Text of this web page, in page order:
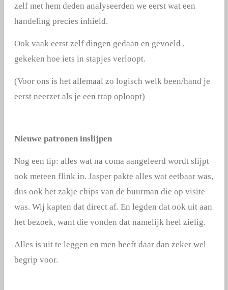
zelf met hem deden analyseerden we eerst wat een
handeling precies inhield.
Ook vaak eerst zelf dingen gedaan en gevoeld ,
gekeken hoe iets in stapjes verloopt.
(Voor ons is het allemaal zo logisch welk been/hand je
eerst neerzet als je een trap oploopt)
Nieuwe patronen inslijpen
Nog een tip: alles wat na coma aangeleerd wordt slijpt
ook meteen flink in. Jasper pakte alles wat eetbaar was,
dus ook het zakje chips van de buurman die op visite
was. Wij kapten dat direct af. En legden dat ook uit aan
het bezoek, want die vonden dat namelijk heel zielig.
Alles is uit te leggen en men heeft daar dan zeker wel
begrip voor.